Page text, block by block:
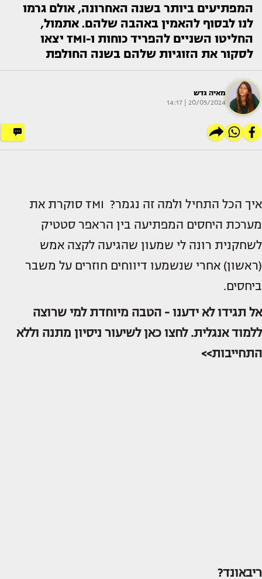
המפתיעים ביותר בשנה האחרונה, אולם גרמו
לנו לבסוף להאמין באהבה שלהם. אתמול,
החליטו השניים להפריד כוחות ו-TMI יצאו
לסקור את הזוגיות שלהם בשנה החולפת
מאיה גדש
20/05/2024 | 14:17
איך הכל התחיל ולמה זה נגמר? TMI סוקרת את
מערכת היחסים המפתיעה בין הראפר סטטיק
לשחקנית רונה לי שמעון שהגיעה לקצה אמש
(ראשון) אחרי שנשמעו דיווחים חוזרים על משבר
ביחסים.
אל תגידו לא ידענו - הטבה מיוחדת למי שרוצה
ללמוד אנגלית. לחצו כאן לשיעור ניסיון מתנה וללא
התחייבות>>
ריבאונד?